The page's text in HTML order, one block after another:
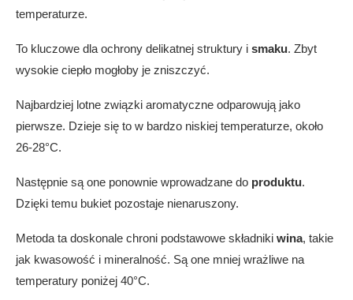
temperaturze.
To kluczowe dla ochrony delikatnej struktury i smaku. Zbyt
wysokie ciepło mogłoby je zniszczyć.
Najbardziej lotne związki aromatyczne odparowują jako
pierwsze. Dzieje się to w bardzo niskiej temperaturze, około
26-28°C.
Następnie są one ponownie wprowadzane do produktu.
Dzięki temu bukiet pozostaje nienaruszony.
Metoda ta doskonale chroni podstawowe składniki wina, takie
jak kwasowość i mineralność. Są one mniej wrażliwe na
temperatury poniżej 40°C.